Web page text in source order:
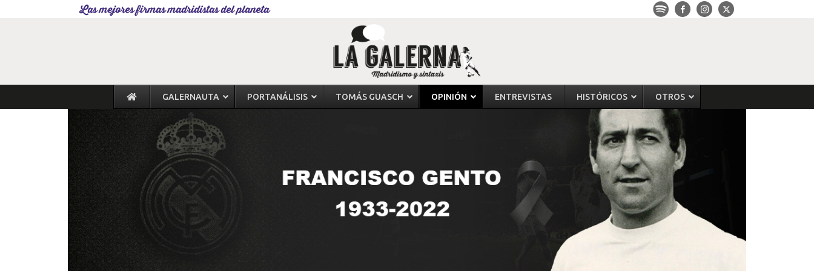
Las mejores firmas madridistas del planeta
GALERNAUTA PORTANÁLISIS TOMÁS GUASCH OPINIÓN ENTREVISTAS HISTÓRICOS OTROS